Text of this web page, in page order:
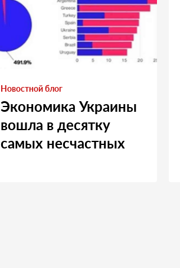
Новостной блог
Экономика Украины
вошла в десятку
самых несчастных